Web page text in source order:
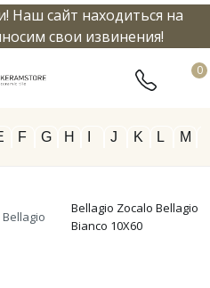
info@keramstore.ru 8 800
Наш сайт находиться на
свои извинения!
0
F G H J K L M
Bellagio
Bellagio Zocalo Bellagio
Bianco 10X60